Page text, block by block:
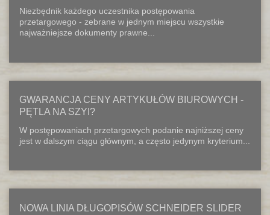
Niezbędnik każdego uczestnika postępowania
przetargowego - zebrane w jednym miejscu wszystkie
najważniejsze dokumenty prawne...
GWARANCJA CENY ARTYKUŁÓW BIUROWYCH -
PĘTLA NA SZYI?
W postępowaniach przetargowych podanie najniższej ceny
jest w dalszym ciągu głównym, a często jedynym kryterium...
NOWA LINIA DŁUGOPISÓW SCHNEIDER SLIDER